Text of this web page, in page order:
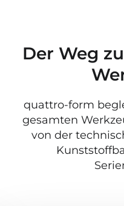
Der Weg
quattro-form
gesamten
von der